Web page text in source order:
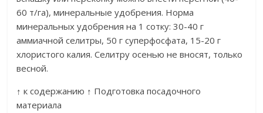
60 т/га), минеральные удобрения. Норма
минеральных удобрения на 1 сотку: 30-40 г
аммиачной селитры, 50 г суперфосфата, 15-20 г
хлористого калия. Селитру осенью не вносят, только
весной.
↑ к содержанию ↑ Подготовка посадочного
материала